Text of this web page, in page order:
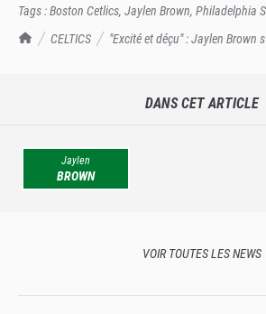
TrashTalk Actu NBA
CELTICS
"Excité et déçu" : Jaylen Brown
Tags :Boston Cetlics, Jaylen Brown, Philadelphia
DANS CET ARTICLE
Jaylen
BROWN
VOIR TOUTES LES NEWS